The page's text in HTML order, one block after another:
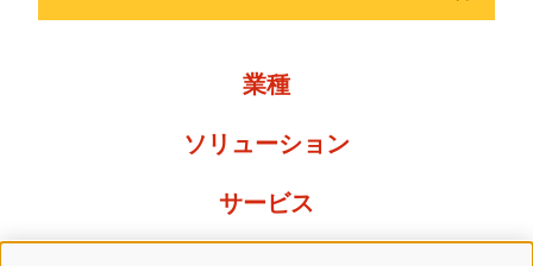
業種
ソリューション
サービス